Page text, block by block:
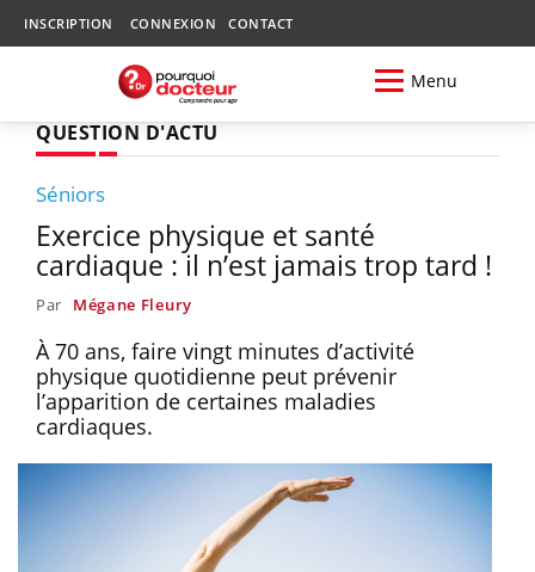
INSCRIPTION CONNEXION CONTACT
Menu
QUESTION D'ACTU
Séniors
Exercice physique et santé
cardiaque : il n’est jamais trop tard !
Par Mégane Fleury
À 70 ans, faire vingt minutes d’activité
physique quotidienne peut prévenir
l’apparition de certaines maladies
cardiaques.